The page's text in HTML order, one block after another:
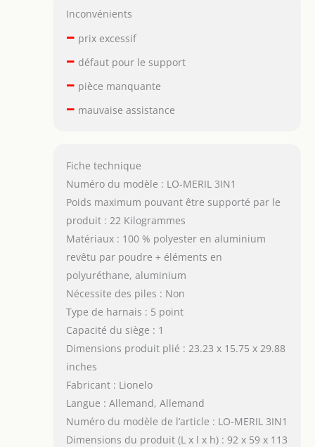
Inconvénients
– prix excessif
– défaut pour le support
– pièce manquante
– mauvaise assistance
Fiche technique
Numéro du modèle : LO-MERIL 3IN1
Poids maximum pouvant être supporté par le
produit : 22 Kilogrammes
Matériaux : 100 % polyester en aluminium
revêtu par poudre + éléments en
polyuréthane, aluminium
Nécessite des piles : Non
Type de harnais : 5 point
Capacité du siège : 1
Dimensions produit plié : 23.23 x 15.75 x 29.88
inches
Fabricant : Lionelo
Langue : Allemand, Allemand
Numéro du modèle de l’article : LO-MERIL 3IN1
Dimensions du produit (L x l x h) : 92 x 59 x 113